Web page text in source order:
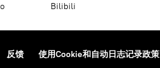
Bilibili
反馈 使用Cookie和自动日志记录政策